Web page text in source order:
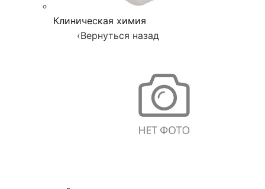
Клиническая химия
‹Вернуться назад